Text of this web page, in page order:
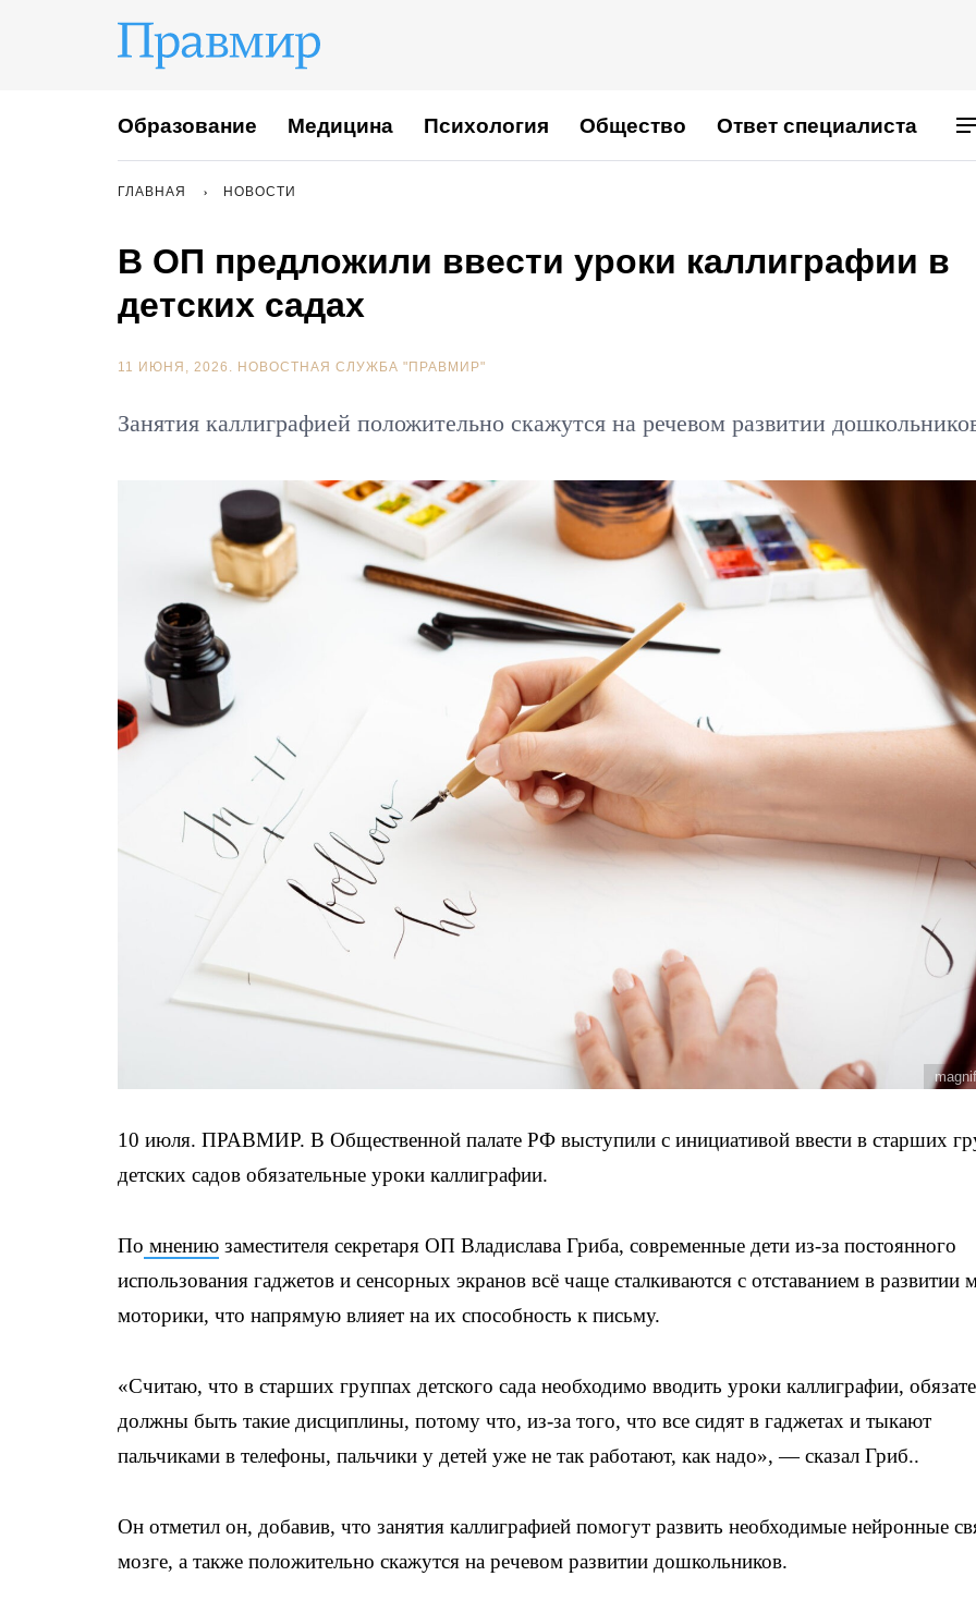
Образование Медицина Психология Общество Ответ специалиста
ГЛАВНАЯ НОВОСТИ
В ОП предложили ввести уроки каллиграфии в
детских садах
11 ИЮНЯ, 2026. НОВОСТНАЯ СЛУЖБА "ПРАВМИР"
Занятия каллиграфией положительно скажутся на речевом развитии
10 июля. ПРАВМИР. В Общественной палате РФ выступили с инициативой ввести в старших
детских садов обязательные уроки каллиграфии.
По мнению заместителя секретаря ОП Владислава Гриба, современные дети из-за постоянного
использования гаджетов и сенсорных экранов всё чаще сталкиваются с отставанием в развитии
моторики, что напрямую влияет на их способность к письму.
«Считаю, что в старших группах детского сада необходимо вводить уроки каллиграфии,
должны быть такие дисциплины, потому что, из-за того, что все сидят в гаджетах и тыкают
пальчиками в телефоны, пальчики у детей уже не так работают, как надо», — сказал Гриб..
Он отметил он, добавив, что занятия каллиграфией помогут развить необходимые нейронные
мозге, а также положительно скажутся на речевом развитии дошкольников.